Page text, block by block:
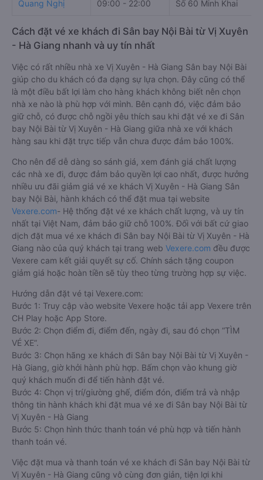
Quang Nghị 09:00 - 22:00 Số 60 Minh Khai
Cách đặt vé xe khách đi Sân bay Nội Bài từ Vị Xuyên
- Hà Giang nhanh và uy tín nhất
Việc có rất nhiều nhà xe Vị Xuyên - Hà Giang Sân bay Nội Bài
giúp cho du khách có đa dạng sự lựa chọn. Đây cũng có thể
là một điều bất lợi làm cho hàng khách không biết nên chọn
nhà xe nào là phù hợp với mình. Bên cạnh đó, việc đảm bảo
giữ chỗ, có được chỗ ngồi yêu thích sau khi đặt vé xe đi Sân
bay Nội Bài từ Vị Xuyên - Hà Giang giữa nhà xe với khách
hàng sau khi đặt trực tiếp vẫn chưa được đảm bảo 100%.
Cho nên để dễ dàng so sánh giá, xem đánh giá chất lượng
các nhà xe đi, được đảm bảo quyền lợi cao nhất, được hưởng
nhiều ưu đãi giảm giá vé xe khách Vị Xuyên - Hà Giang Sân
bay Nội Bài, hành khách có thể đặt mua tại website
Vexere.com- Hệ thống đặt vé xe khách chất lượng, và uy tín
nhất tại Việt Nam, đảm bảo giữ chỗ 100%. Đối với bất cứ giao
dịch đặt mua vé xe khách đi Sân bay Nội Bài từ Vị Xuyên - Hà
Giang nào của quý khách tại trang web Vexere.com đều được
Vexere cam kết giải quyết sự cố. Chính sách tặng coupon
giảm giá hoặc hoàn tiền sẽ tùy theo từng trường hợp sự việc.
Hướng dẫn đặt vé tại Vexere.com:
Bước 1: Truy cập vào website Vexere hoặc tải app Vexere trên
CH Play hoặc App Store.
Bước 2: Chọn điểm đi, điểm đến, ngày đi, sau đó chọn “TÌM
VÉ XE”.
Bước 3: Chọn hãng xe khách đi Sân bay Nội Bài từ Vị Xuyên -
Hà Giang, giờ khởi hành phù hợp. Bấm chọn vào khung giờ
quý khách muốn đi để tiến hành đặt vé.
Bước 4: Chọn vị trí/giường ghế, điểm đón, điểm trả và nhập
thông tin hành khách khi đặt mua vé xe đi Sân bay Nội Bài từ
Vị Xuyên - Hà Giang
Bước 5: Chọn hình thức thanh toán vé phù hợp và tiến hành
thanh toán vé.
Việc đặt mua và thanh toán vé xe khách đi Sân bay Nội Bài từ
Vị Xuyên - Hà Giang cũng vô cùng đơn giản, tiện lợi khi